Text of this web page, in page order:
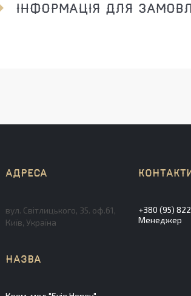
ІНФОРМАЦІЯ ДЛЯ
вул. Світлицького, 35. оф.61,
Київ, Україна
+380 (95)
Менеджер